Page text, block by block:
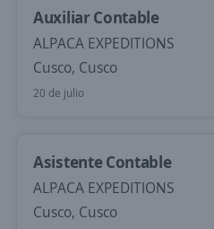
Auxiliar Contable
ALPACA EXPEDITIONS
Cusco, Cusco
20 de julio
Asistente Contable
ALPACA EXPEDITIONS
Cusco, Cusco